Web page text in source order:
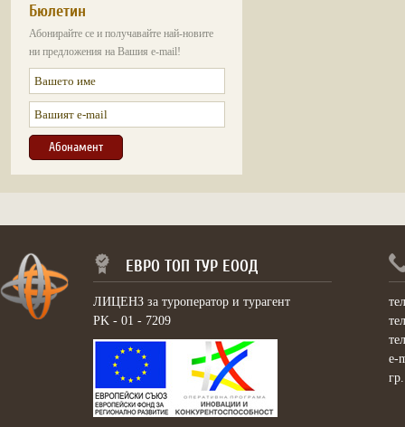
Бюлетин
Абонирайте се и получавайте най-новите
ни предложения на Вашия e-mail!
ЕВРО ТОП ТУР ЕООД
ЛИЦЕНЗ за туроператор и турагент
PK - 01 - 7209
e-